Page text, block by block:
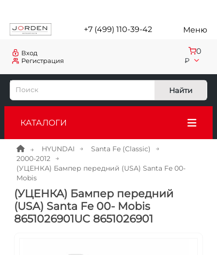
+7 (499) 110-39-42 Меню
Регистрация
Вход 0
₽
Найти
КАТАЛОГИ
HYUNDAI
Santa Fe (Classic)
2000-2012
(УЦЕНКА) Бампер передний (USA) Santa Fe 00-
Mobis
(УЦЕНКА) Бампер передний
(USA) Santa Fe 00- Mobis
8651026901UC 8651026901